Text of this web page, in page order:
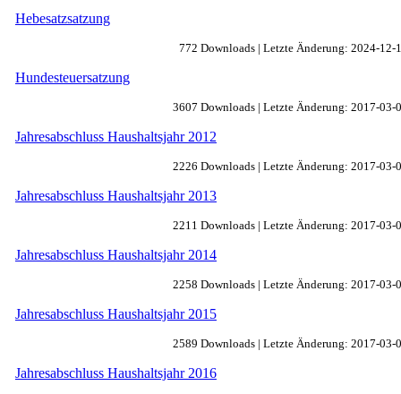
Hebesatzsatzung
772 Downloads | Letzte Änderung: 2024-12-
Hundesteuersatzung
3607 Downloads | Letzte Änderung: 2017-03-
Jahresabschluss Haushaltsjahr 2012
2226 Downloads | Letzte Änderung: 2017-03-
Jahresabschluss Haushaltsjahr 2013
2211 Downloads | Letzte Änderung: 2017-03-
Jahresabschluss Haushaltsjahr 2014
2258 Downloads | Letzte Änderung: 2017-03-
Jahresabschluss Haushaltsjahr 2015
2589 Downloads | Letzte Änderung: 2017-03-
Jahresabschluss Haushaltsjahr 2016